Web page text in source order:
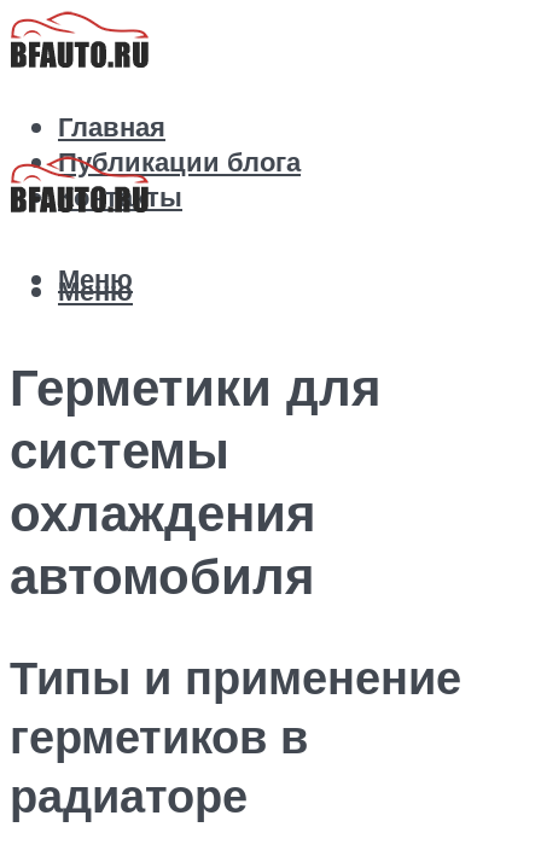
Главная
Публикации блога
Контакты
Меню
Меню
Герметики для
системы
охлаждения
автомобиля
Типы и применение
герметиков в
радиаторе